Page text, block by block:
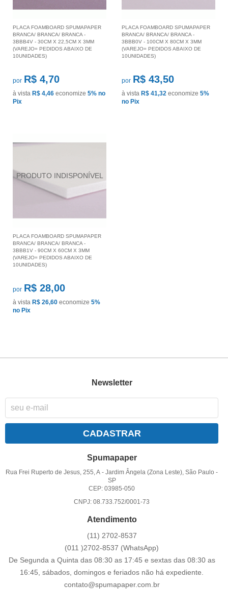
PLACA FOAMBOARD SPUMAPAPER
BRANCA/ BRANCA/ BRANCA -
3BBB4V - 30CM X 22,5CM X 3MM
(VAREJO= PEDIDOS ABAIXO DE
10UNIDADES)
por R$ 4,70
à vista R$ 4,46 economize 5% no
Pix
PLACA FOAMBOARD SPUMAPAPER
BRANCA/ BRANCA/ BRANCA -
3BBB0V - 100CM X 80CM X 3MM
(VAREJO= PEDIDOS ABAIXO DE
10UNIDADES)
por R$ 43,50
à vista R$ 41,32 economize 5%
no Pix
PLACA FOAMBOARD SPUMAPAPER
BRANCA/ BRANCA/ BRANCA -
3BBB1V - 90CM X 60CM X 3MM
(VAREJO= PEDIDOS ABAIXO DE
10UNIDADES)
por R$ 28,00
à vista R$ 26,60 economize 5%
no Pix
Newsletter
CADASTRAR
Spumapaper
Rua Frei Ruperto de Jesus, 255, A -Jardim Ângela (Zona Leste), São Paulo -
SP
CEP: 03985-050
CNPJ: 08.733.752/0001-73
Atendimento
(11) 2702-8537
(011 )2702-8537 (WhatsApp)
De Segunda a Quinta das 08:30 as 17:45 e sextas das 08:30 as
16:45, sábados, domingos e feriados não há expediente.
contato@spumapaper.com.br